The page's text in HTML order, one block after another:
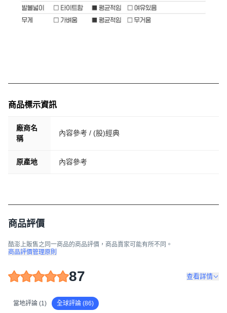
商品標示資訊
廠商名
稱
內容參考 / (股)經典
原產地 內容參考
商品評價
酷澎上販售之同一商品的商品評價，商品賣家可能有所不同。
商品評價管理原則
87 查看詳情
當地評論 (1) 全球評論 (86)